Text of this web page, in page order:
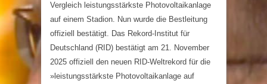
Vergleich leistungsstärkste Photovoltaikanlage
auf einem Stadion. Nun wurde die Bestleitung
offiziell bestätigt. Das Rekord-Institut für
Deutschland (RID) bestätigt am 21. November
2025 offiziell den neuen RID-Weltrekord für die
»leistungsstärkste Photovoltaikanlage auf